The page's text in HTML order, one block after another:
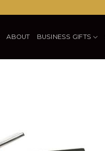
ABOUT BUSINESS GIFTS